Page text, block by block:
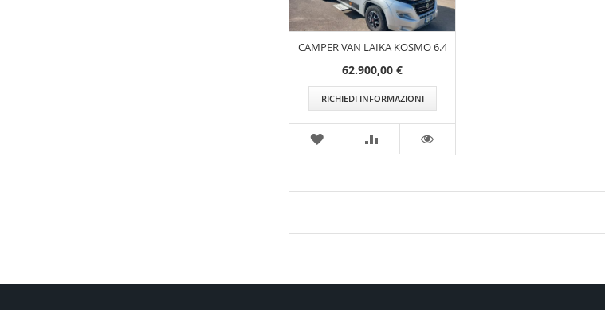
CAMPER VAN LAIKA KOSMO 6.4
62.900,00 €
RICHIEDI INFORMAZIONI
WISH
LIST
CONFRONTA
VEDI